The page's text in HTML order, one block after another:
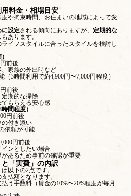
用料金・相場目安
や拘束時間、お住まいの地域によって変
に設定される傾向にありますが、 定期的な
あります。
イフスタイルに合ったスタイルを検討し
前後
、家族の外出時など
（3時間利用で約4,900円〜7,000円程度）
前後
定期的な掃除
てもらえる安心感
間程度）
円前後
の付き添い
依頼が可能
円前後
インとしたい場合
があるため事前の確認が重要
「実費」の内訳
以下の2点です。
払額となります。
う手数料（賃金の10%〜20%程度が毎月